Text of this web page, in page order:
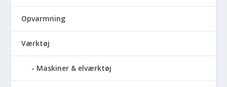
Opvarmning
Værktøj
Maskiner & elværktøj